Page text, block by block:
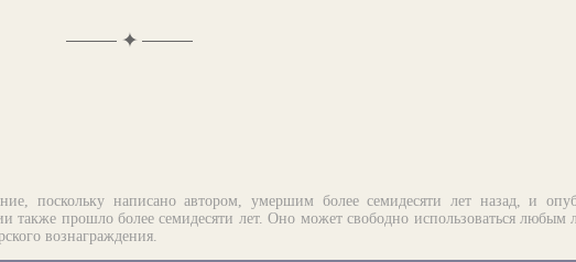
✦
поскольку написано автором, умершим более семидесяти лет назад, и
прошло более семидесяти лет. Оно может свободно использоваться любым
вознаграждения.